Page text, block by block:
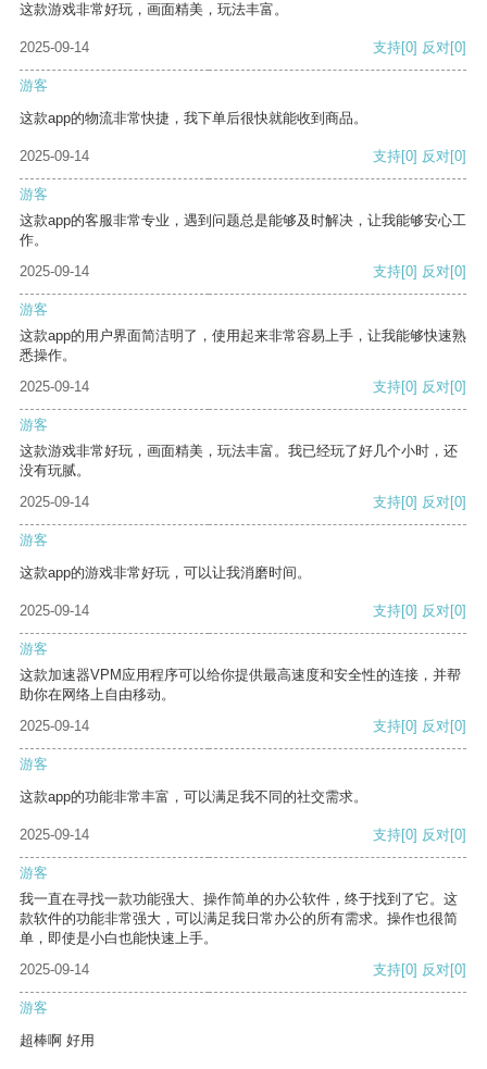
这款游戏非常好玩，画面精美，玩法丰富。
2025-09-14 支持[0] 反对[0]
游客
这款app的物流非常快捷，我下单后很快就能收到商品。
2025-09-14 支持[0] 反对[0]
游客
这款app的客服非常专业，遇到问题总是能够及时解决，让我能够安心工
作。
2025-09-14
支持[0] 反对[0]
游客
这款app的用户界面简洁明了，使用起来非常容易上手，让我能够快速熟
悉操作。
2025-09-14
支持[0] 反对[0]
游客
这款游戏非常好玩，画面精美，玩法丰富。我已经玩了好几个小时，还
没有玩腻。
2025-09-14
支持[0] 反对[0]
游客
这款app的游戏非常好玩，可以让我消磨时间。
2025-09-14 支持[0] 反对[0]
游客
这款加速器VPM应用程序可以给你提供最高速度和安全性的连接，并帮
助你在网络上自由移动。
2025-09-14
支持[0] 反对[0]
游客
这款app的功能非常丰富，可以满足我不同的社交需求。
2025-09-14 支持[0] 反对[0]
游客
我一直在寻找一款功能强大、操作简单的办公软件，终于找到了它。这
款软件的功能非常强大，可以满足我日常办公的所有需求。操作也很简
单，即使是小白也能快速上手。
2025-09-14
支持[0] 反对[0]
游客
超棒啊 好用